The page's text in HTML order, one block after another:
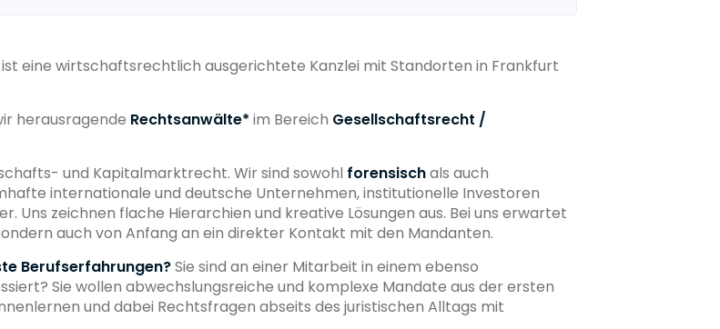
ist eine wirtschaftsrechtlich ausgerichtete Kanzlei mit Standorten in Frankfurt
herausragende Rechtsanwälte* im Bereich Gesellschaftsrecht /
und Kapitalmarktrecht. Wir sind sowohl forensischals auch
internationale und deutsche Unternehmen, institutionelle Investoren
Uns zeichnen flache Hierarchien und kreative Lösungen aus. Bei uns erwartet
auch von Anfang an ein direkter Kontakt mit den Mandanten.
Berufserfahrungen?Sie sind an einer Mitarbeit in einem ebenso
Sie wollen abwechslungsreiche und komplexe Mandate aus der ersten
und dabei Rechtsfragen abseits des juristischen Alltags mit